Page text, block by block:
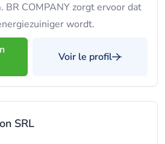
BR COMPANY zorgt ervoor dat
wordt.
Voir le profil
SRL